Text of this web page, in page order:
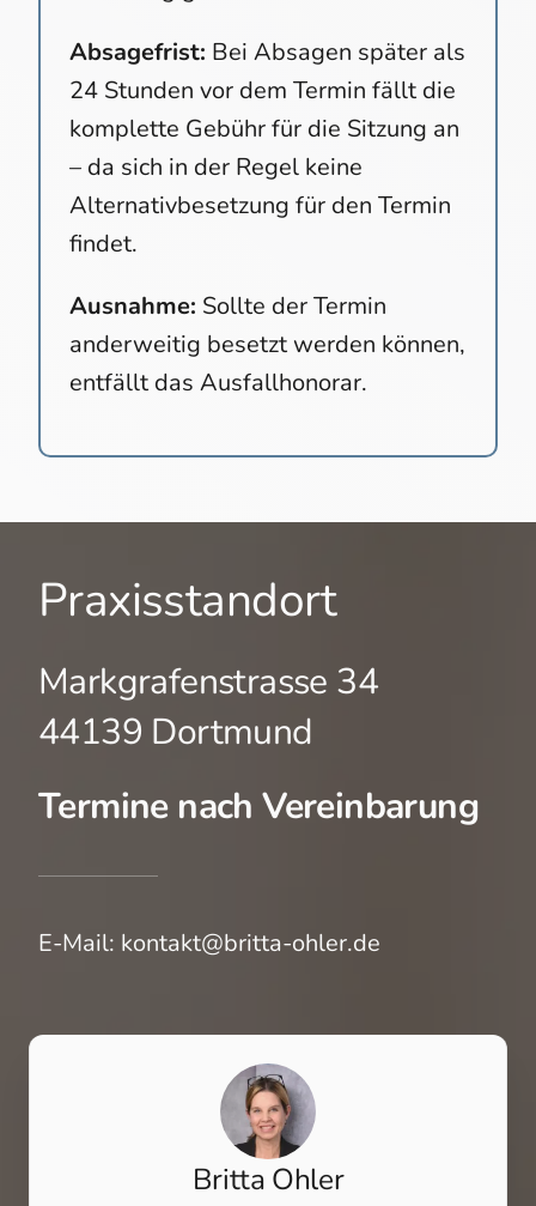
Absagefrist: Bei Absagen später als
24 Stunden vor dem Termin fällt die
komplette Gebühr für die Sitzung an
– da sich in der Regel keine
Alternativbesetzung für den Termin
findet.
Ausnahme: Sollte der Termin
anderweitig besetzt werden können,
entfällt das Ausfallhonorar.
Praxisstandort
Markgrafenstrasse 34
44139 Dortmund
Termine nach Vereinbarung
E-Mail: kontakt@britta-ohler.de
Britta Ohler